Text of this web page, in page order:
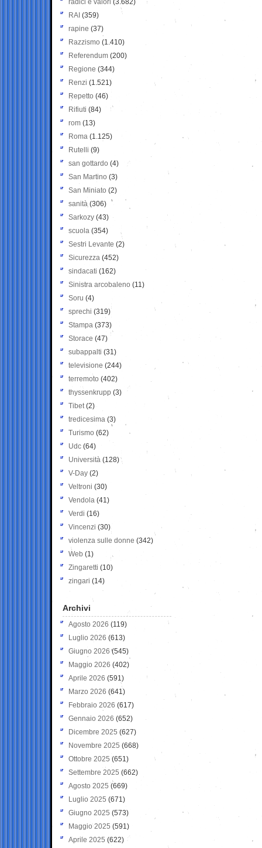
radici e valori (3.682)
RAI (359)
rapine (37)
Razzismo (1.410)
Referendum (200)
Regione (344)
Renzi (1.521)
Repetto (46)
Rifiuti (84)
rom (13)
Roma (1.125)
Rutelli (9)
san gottardo (4)
San Martino (3)
San Miniato (2)
sanità (306)
Sarkozy (43)
scuola (354)
Sestri Levante (2)
Sicurezza (452)
sindacati (162)
Sinistra arcobaleno (11)
Soru (4)
sprechi (319)
Stampa (373)
Storace (47)
subappalti (31)
televisione(244)
terremoto (402)
thyssenkrupp (3)
Tibet(2)
tredicesima (3)
Turismo (62)
Udc (64)
Università (128)
V-Day (2)
Veltroni (30)
Vendola (41)
Verdi (16)
Vincenzi (30)
violenza sulle donne (342)
Web (1)
Zingaretti (10)
zingari (14)
Archivi
Agosto 2026 (119)
Luglio 2026 (613)
Giugno 2026 (545)
Maggio 2026 (402)
Aprile 2026 (591)
Marzo 2026 (641)
Febbraio 2026 (617)
Gennaio 2026 (652)
Dicembre 2025 (627)
Novembre 2025 (668)
Ottobre 2025 (651)
Settembre 2025 (662)
Agosto 2025 (669)
Luglio 2025 (671)
Giugno 2025 (573)
Maggio 2025 (591)
Aprile 2025 (622)